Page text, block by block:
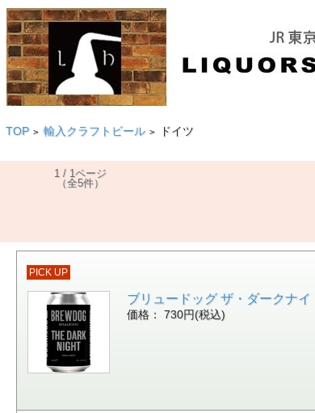
TOP > 輸入クラフトビール > ドイツ
1 / 1ページ
（全5件）
PICK UP
ブリュードッグ ザ・ダークナイ
価格： 730円(税込)